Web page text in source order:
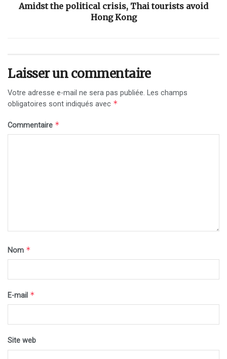
Amidst the political crisis, Thai tourists avoid
Hong Kong
Laisser un commentaire
Votre adresse e-mail ne sera pas publiée. Les champs
obligatoires sont indiqués avec *
Commentaire *
Nom *
E-mail *
Site web